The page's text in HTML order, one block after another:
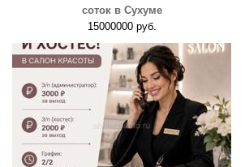
соток в Сухуме
15000000 руб.